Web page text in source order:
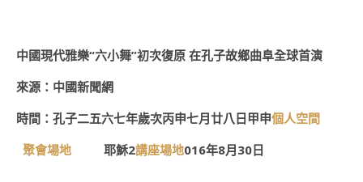
中國現代雅樂“六小舞”初次復原 在孔子故鄉曲阜全球首演
來源：中國新聞網
時間：孔子二五六七年歲次丙申七月廿八日甲申個人空間
聚會場地 耶穌2講座場地016年8月30日